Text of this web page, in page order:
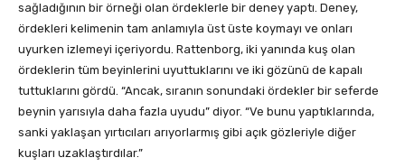
sağladığının bir örneği olan ördeklerle bir deney yaptı. Deney,
ördekleri kelimenin tam anlamıyla üst üste koymayı ve onları
uyurken izlemeyi içeriyordu. Rattenborg, iki yanında kuş olan
ördeklerin tüm beyinlerini uyuttuklarını ve iki gözünü de kapalı
tuttuklarını gördü. “Ancak, sıranın sonundaki ördekler bir seferde
beynin yarısıyla daha fazla uyudu” diyor. “Ve bunu yaptıklarında,
sanki yaklaşan yırtıcıları arıyorlarmış gibi açık gözleriyle diğer
kuşları uzaklaştırdılar.”